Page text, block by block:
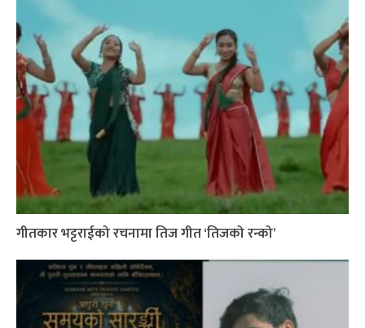
गीतकार भट्टराईको रचनामा तिज गीत ‘तिजको रन्को’